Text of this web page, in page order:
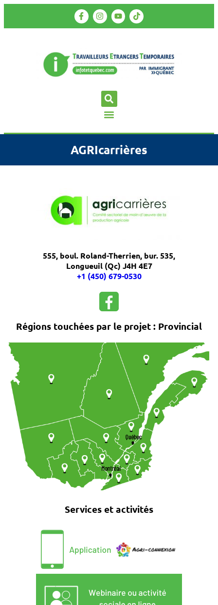
AGRIcarrières
555, boul. Roland-Therrien, bur. 535,
Longueuil (Qc) J4H 4E7
+1 (450) 679-0530
Régions touchées par le projet : Provincial
Services et activités